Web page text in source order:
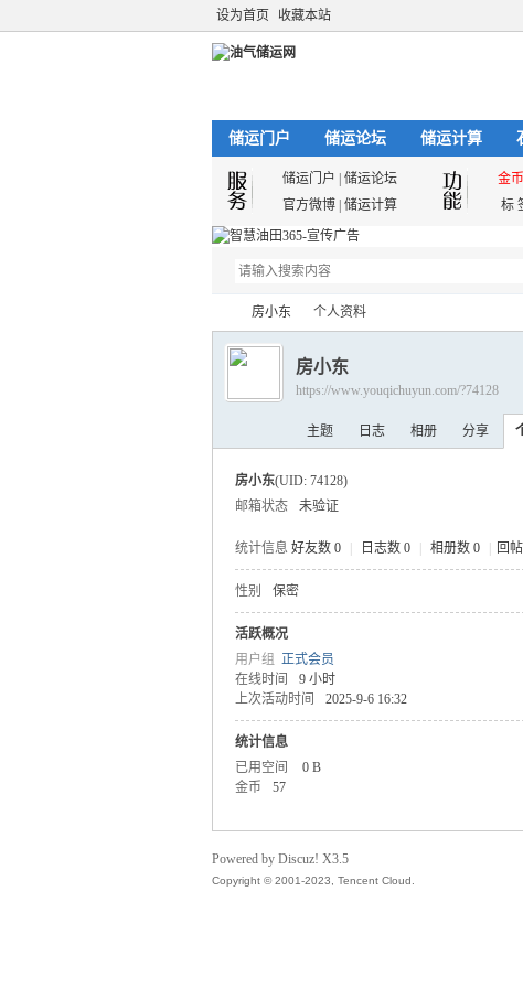
设为首页 收藏本站
储运门户 储运论坛 储运计算
储运门户 储运论坛 金
官方微博 储运计算 标
›
房小东 个人资料
房小东
https://www.youqichuyun.com/?74128
主题 日志 相册 分享
房小东(UID: 74128)
邮箱状态
未验证
统计信息 好友数 0 日志数 0 相册数 0 回
性别 保密
活跃概况
用户组 正式会员
在线时间
9 小时
上次活动时间
2025-9-6 16:32
统计信息
已用空间
0 B
金币
57
Powered by Discuz! X3.5
Copyright © 2001-2023, Tencent Cloud.